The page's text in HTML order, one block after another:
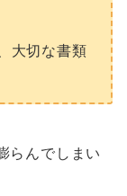
大切な書類
らんでしまい